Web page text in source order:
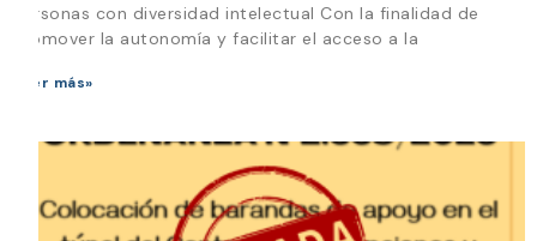
personas con diversidad intelectual Con la finalidad de
promover la autonomía y facilitar el acceso a la
Leer más»